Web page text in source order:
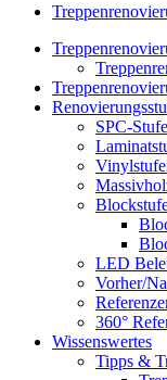
SPC-
LED
Vorher/
360°
Wissenswertes
Tipps &